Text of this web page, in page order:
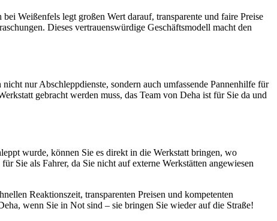
Weißenfels legt großen Wert darauf, transparente und faire Preise
Dieses vertrauenswürdige Geschäftsmodell macht den
nur Abschleppdienste, sondern auch umfassende Pannenhilfe für
gebracht werden muss, das Team von Deha ist für Sie da und
wurde, können Sie es direkt in die Werkstatt bringen, wo
Sie als Fahrer, da Sie nicht auf externe Werkstätten angewiesen
Reaktionszeit, transparenten Preisen und kompetenten
wenn Sie in Not sind – sie bringen Sie wieder auf die Straße!